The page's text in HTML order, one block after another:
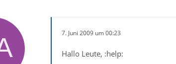
7. Juni 2009 um 00:23
Hallo Leute, :help: